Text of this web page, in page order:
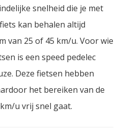
snelheid die je met
kan behalen altijd
van 25 of 45 km/u. Voor wie
is een speed pedelec
Deze fietsen hebben
het bereiken van de
u vrij snel gaat.